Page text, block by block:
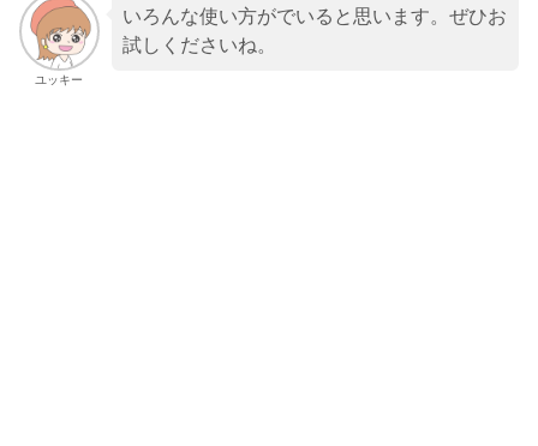
ユッキー
いろんな使い方がでいると思います。ぜひお
試しくださいね。